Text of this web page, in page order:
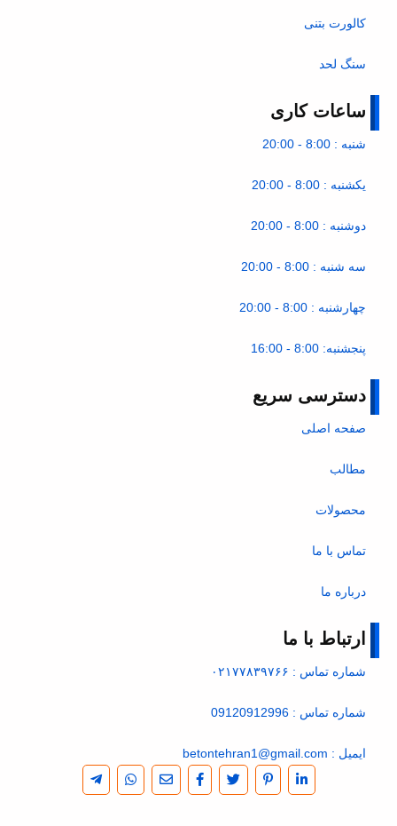
کالورت بتنی
سنگ لحد
ساعات کاری
شنبه : 8:00 - 20:00
یکشنبه : 8:00 - 20:00
دوشنبه : 8:00 - 20:00
سه شنبه : 8:00 - 20:00
چهارشنبه : 8:00 - 20:00
پنجشنبه: 8:00 - 16:00
دسترسی سریع
صفحه اصلی
مطالب
محصولات
تماس با ما
درباره ما
ارتباط با ما
شماره تماس : ۰۲۱۷۷۸۳۹۷۶۶
شماره تماس : 09120912996
ایمیل : betontehran1@gmail.com